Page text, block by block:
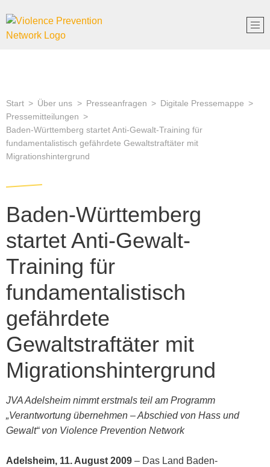
Start Über uns Presseanfragen
Digitale Pressemappe
Pressemitteilungen
Baden-Württemberg startet Anti-Gewalt-Training für
fundamentalistisch gefährdete Gewaltstraftäter mit
Migrationshintergrund
Baden-Württemberg
startet Anti-Gewalt-
Training für
fundamentalistisch
gefährdete
Gewaltstraftäter mit
Migrationshintergrund
JVA Adelsheim nimmt erstmals teil am Programm
„Verantwortung übernehmen – Abschied von Hass und
Gewalt“ von Violence Prevention Network
Adelsheim, 11. August 2009 – Das Land Baden-